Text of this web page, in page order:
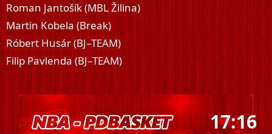
Roman Jantošík (MBL Žilina)
Martin Kobela (Break)
Róbert Husár (BJ–TEAM)
Filip Pavlenda (BJ–TEAM)
17:16